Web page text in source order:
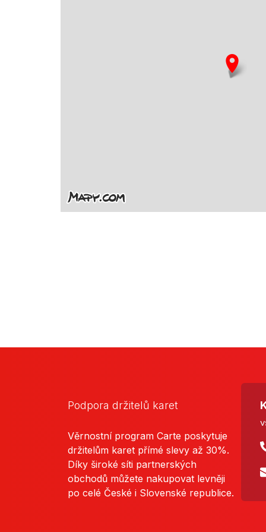
Podpora držitelů karet
Věrnostní program Carte poskytuje
držitelům karet přímé slevy až 30%.
Díky široké síti partnerských
obchodů můžete nakupovat levněji
po celé České i Slovenské republice.